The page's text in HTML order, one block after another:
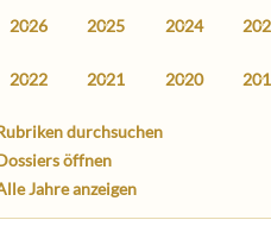
2026 2025 2024
2022 2021 2020
durchsuchen
öffnen
Jahre anzeigen